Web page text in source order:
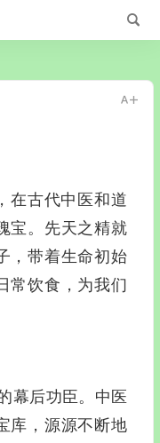
在古代中医和道
宝。先天之精就
，带着生命初始
常饮食，为我们
幕后功臣。中医
库，源源不断地